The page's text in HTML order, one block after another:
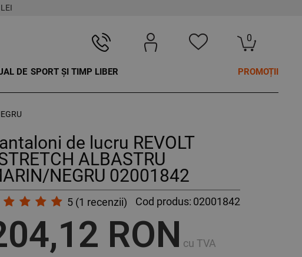
0
DE SPORT ȘI TIMP LIBER PROMOȚII
de lucru REVOLT
ALBASTRU
NEGRU 02001842
5 (1 recenzii) Cod produs: 02001842
RON cu TVA